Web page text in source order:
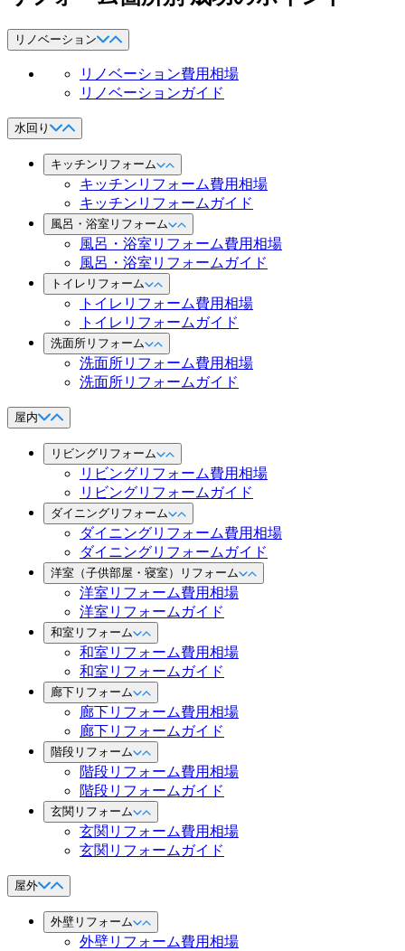
リノベーション
リノベーション費用相場
リノベーションガイド
水回り
キッチンリフォーム
キッチンリフォーム費用相場
キッチンリフォームガイド
風呂・浴室リフォーム
風呂・浴室リフォーム費用相場
風呂・浴室リフォームガイド
トイレリフォーム
トイレリフォーム費用相場
トイレリフォームガイド
洗面所リフォーム
洗面所リフォーム費用相場
洗面所リフォームガイド
屋内
リビングリフォーム
リビングリフォーム費用相場
リビングリフォームガイド
ダイニングリフォーム
ダイニングリフォーム費用相場
ダイニングリフォームガイド
洋室（子供部屋・寝室）リフォーム
洋室リフォーム費用相場
洋室リフォームガイド
和室リフォーム
和室リフォーム費用相場
和室リフォームガイド
廊下リフォーム
廊下リフォーム費用相場
廊下リフォームガイド
階段リフォーム
階段リフォーム費用相場
階段リフォームガイド
玄関リフォーム
玄関リフォーム費用相場
玄関リフォームガイド
屋外
外壁リフォーム
外壁リフォーム費用相場